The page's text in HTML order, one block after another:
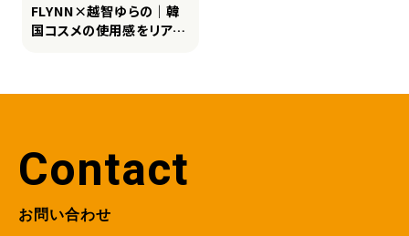
FLYNN×越智ゆらの｜韓
国コスメの使用感をリアル
Contact
お問い合わせ